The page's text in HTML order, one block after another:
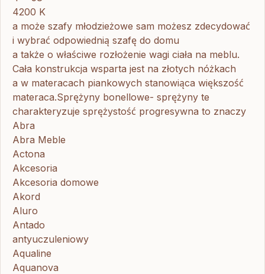
4200 K
a może szafy młodzieżowe sam możesz zdecydować
i wybrać odpowiednią szafę do domu
a także o właściwe rozłożenie wagi ciała na meblu.
Cała konstrukcja wsparta jest na złotych nóżkach
a w materacach piankowych stanowiąca większość
materaca.Sprężyny bonellowe- sprężyny te
charakteryzuje sprężystość progresywna to znaczy
Abra
Abra Meble
Actona
Akcesoria
Akcesoria domowe
Akord
Aluro
Antado
antyuczuleniowy
Aqualine
Aquanova